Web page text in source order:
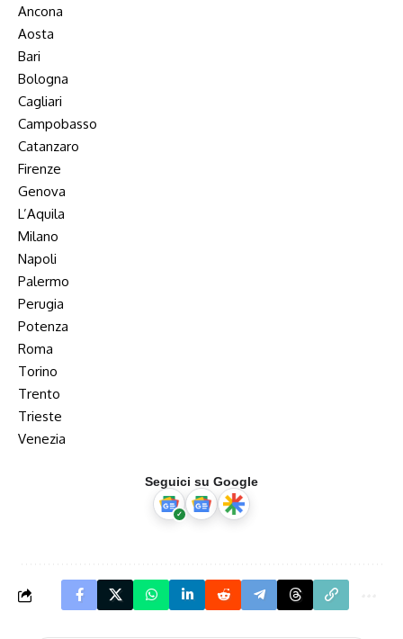
Ancona
Aosta
Bari
Bologna
Cagliari
Campobasso
Catanzaro
Firenze
Genova
L’Aquila
Milano
Napoli
Palermo
Perugia
Potenza
Roma
Torino
Trento
Trieste
Venezia
Seguici su Google